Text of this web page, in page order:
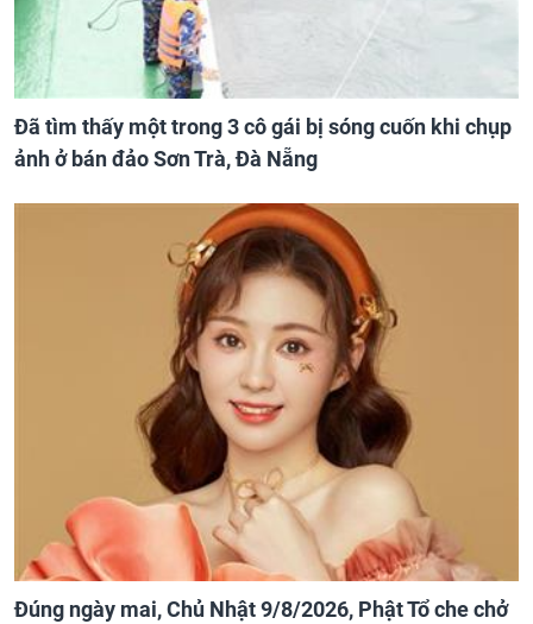
Đã tìm thấy một trong 3 cô gái bị sóng cuốn khi chụp
ảnh ở bán đảo Sơn Trà, Đà Nẵng
Đúng ngày mai, Chủ Nhật 9/8/2026, Phật Tổ che chở